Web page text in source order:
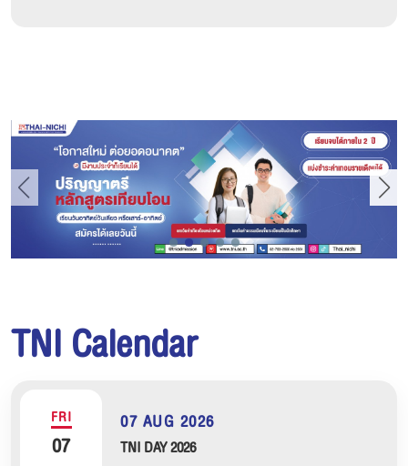
TNI Calendar
FRI
07
07 AUG 2026
TNI DAY 2026